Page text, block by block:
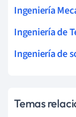
Ingeniería
Ingeniería de
Ingeniería de
Temas